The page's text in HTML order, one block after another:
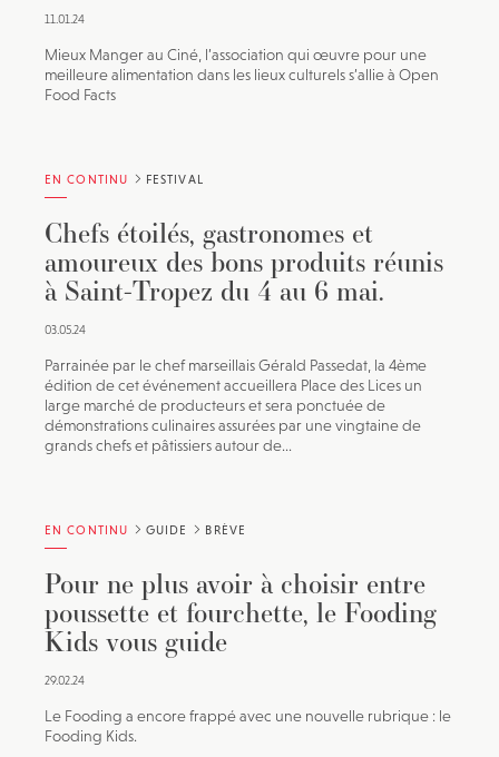
11.01.24
Mieux Manger au Ciné, l’association qui œuvre pour une
meilleure alimentation dans les lieux culturels s’allie à Open
Food Facts
EN CONTINU FESTIVAL
Chefs étoilés, gastronomes et
amoureux des bons produits réunis
à Saint-Tropez du 4 au 6 mai.
03.05.24
Parrainée par le chef marseillais Gérald Passedat, la 4ème
édition de cet événement accueillera Place des Lices un
large marché de producteurs et sera ponctuée de
démonstrations culinaires assurées par une vingtaine de
grands chefs et pâtissiers autour de...
EN CONTINU GUIDE BRÈVE
Pour ne plus avoir à choisir entre
poussette et fourchette, le Fooding
Kids vous guide
29.02.24
Le Fooding a encore frappé avec une nouvelle rubrique : le
Fooding Kids.